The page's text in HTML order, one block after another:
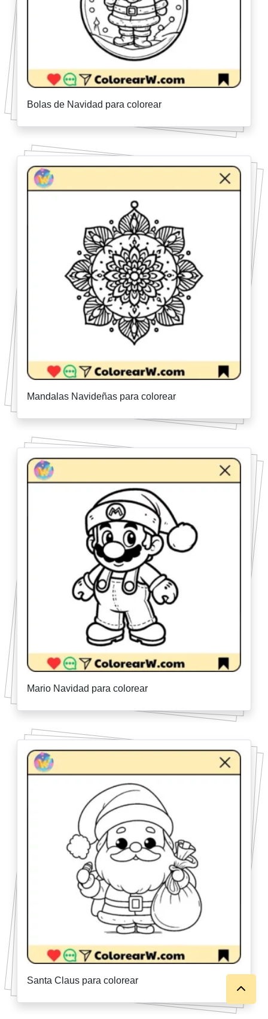
Bolas de Navidad para colorear
Mandalas Navideñas para colorear
Mario Navidad para colorear
Santa Claus para colorear